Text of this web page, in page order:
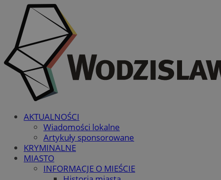
AKTUALNOŚCI
Wiadomości lokalne
Artykuły sponsorowane
KRYMINALNE
MIASTO
INFORMACJE O MIEŚCIE